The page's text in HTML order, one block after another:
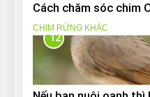
Cách chăm sóc chim
CHIM RỪNG KHÁC
12